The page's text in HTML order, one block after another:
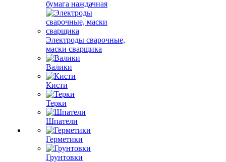
бумага наждачная
Электроды сварочные,
маски сварщика
Валики
Кисти
Терки
Шпатели
Герметики
Грунтовки